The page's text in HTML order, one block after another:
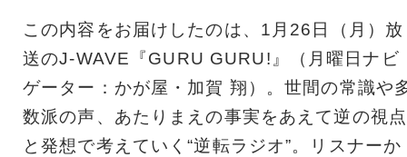
この内容をお届けしたのは、1月26日（月）放
送のJ-WAVE『GURU GURU!』（月曜日ナビ
ゲーター：かが屋・加賀 翔）。世間の常識や
数派の声、あたりまえの事実をあえて逆の視点
と発想で考えていく“逆転ラジオ”。リスナーか